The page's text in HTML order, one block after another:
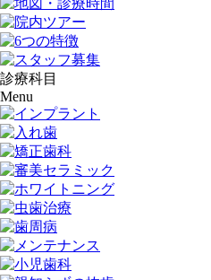
診療科目
Menu